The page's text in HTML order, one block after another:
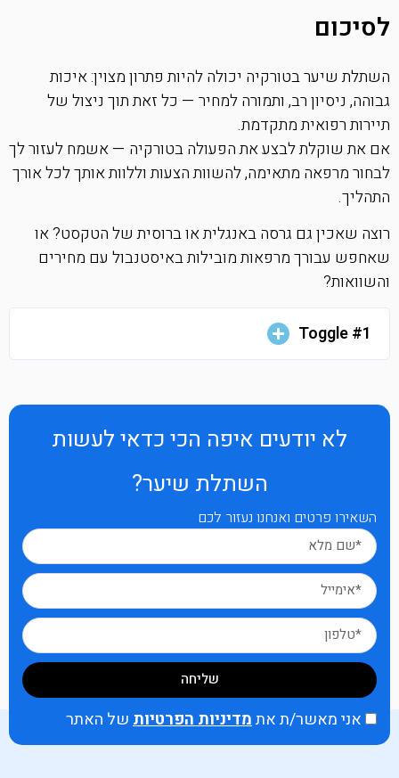
לסיכום
השתלת שיער בטורקיה יכולה להיות פתרון מצוין: איכות
גבוהה, ניסיון רב, ותמורה למחיר — כל זאת תוך ניצול של
תיירות רפואית מתקדמת.
אם את שוקלת לבצע את הפעולה בטורקיה — אשמח לעזור לך
לבחור מרפאה מתאימה, להשוות הצעות וללוות אותך לכל אורך
התהליך.
רוצה שאכין גם גרסה באנגלית או ברוסית של הטקסט? או
שאחפש עבורך מרפאות מובילות באיסטנבול עם מחירים
והשוואות?
Toggle #1
לא יודעים איפה הכי כדאי לעשות
השתלת שיער?
השאירו פרטים ואנחנו נעזור לכם
אני מאשר/ת אתמדיניות הפרטיותשל האתר
שליחה